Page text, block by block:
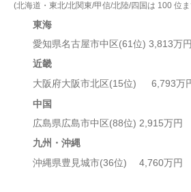
(北海道・東北/北関東/甲信/北陸/四国は 100 位
東海
愛知県名古屋市中区(61位) 3,813万円
近畿
大阪府大阪市北区(15位) 6,793万
中国
広島県広島市中区(88位) 2,915万円
九州・沖縄
沖縄県豊見城市(36位) 4,760万円